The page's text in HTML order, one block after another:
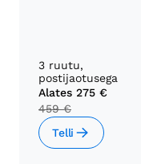
3 ruutu,
postijaotusega
Alates 275 €
459 €
Telli